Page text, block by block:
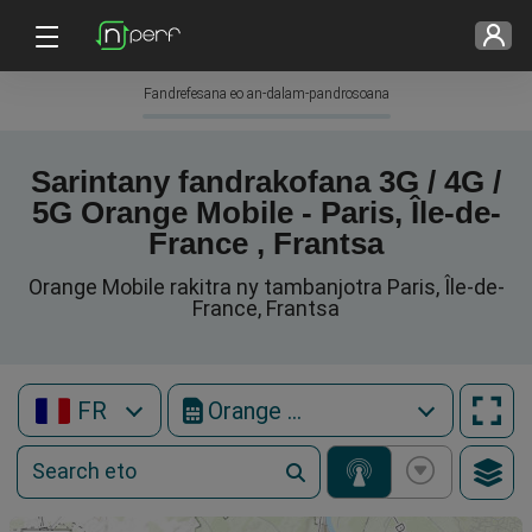
Fandrefesana eo an-dalam-pandrosoana
Sarintany fandrakofana 3G / 4G /
5G Orange Mobile - Paris, Île-de-
France , Frantsa
Orange Mobile rakitra ny tambanjotra Paris, Île-de-
France, Frantsa
FR Orange Mobile